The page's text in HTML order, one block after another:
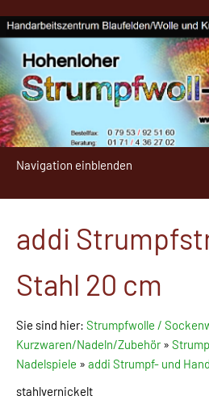
Navigation einblenden
addi
Stahl 20 cm
Sie sind hier: Strumpfwolle /
Kurzwaren/Nadeln/Zubehör»
Nadelspiele » addi Strumpf- und
stahlvernickelt